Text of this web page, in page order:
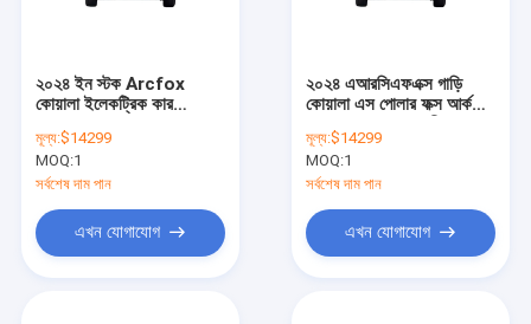
২০২৪ ইন স্টক Arcfox
কোয়ালা ইলেকট্রিক কার
নতুন শক্তি যানবাহন
মূল্য:$14299
MOQ:1
সর্বশেষ দাম পান
এখন যোগাযোগ
২০২৪ এআরসিএফএক্স গাড়ি
কোয়ালা এস পোলার ফক্স আর্কফক্স
বৈদ্যুতিক যানবাহন বিক্রয় মূল্য
ইভি গাড়ি
মূল্য:$14299
MOQ:1
সর্বশেষ দাম পান
এখন যোগাযোগ